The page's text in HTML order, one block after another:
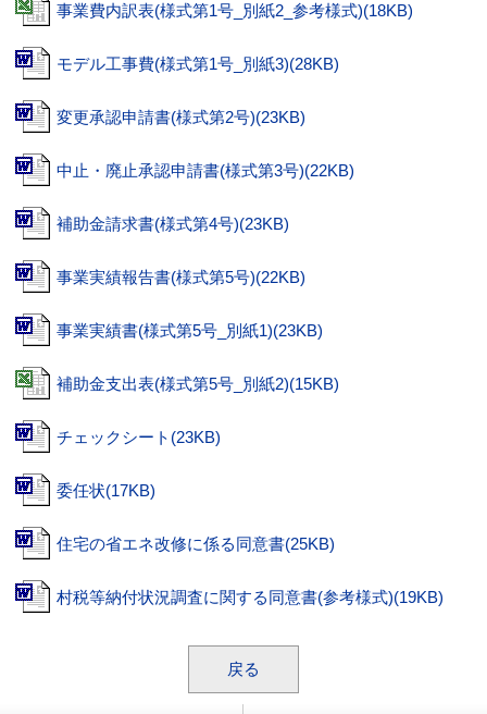
事業費内訳表(様式第1号_別紙2_参考様式)(18KB)
モデル工事費(様式第1号_別紙3)(28KB)
変更承認申請書(様式第2号)(23KB)
中止・廃止承認申請書(様式第3号)(22KB)
補助金請求書(様式第4号)(23KB)
事業実績報告書(様式第5号)(22KB)
事業実績書(様式第5号_別紙1)(23KB)
補助金支出表(様式第5号_別紙2)(15KB)
チェックシート(23KB)
委任状(17KB)
住宅の省エネ改修に係る同意書(25KB)
村税等納付状況調査に関する同意書(参考様式)(19KB)
戻る